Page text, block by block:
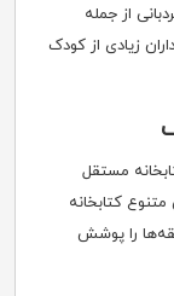
از جمله
زیادی از کودک
مستقل
کتابخانه
را پوشش